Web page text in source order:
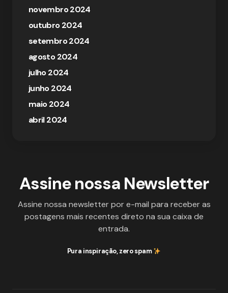
novembro 2024
outubro 2024
setembro 2024
agosto 2024
julho 2024
junho 2024
maio 2024
abril 2024
Assine nossa Newsletter
Assine nossa newsletter por e-mail para receber as
postagens mais recentes direto na sua caixa de
entrada.
Pura inspiração, zero spam